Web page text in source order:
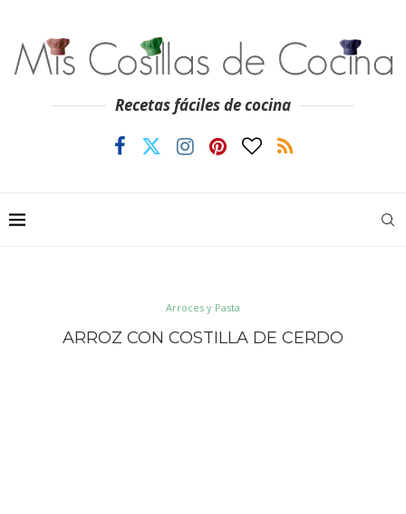
Recetas fáciles de cocina
Arroces y Pasta
ARROZ CON COSTILLA DE CERDO